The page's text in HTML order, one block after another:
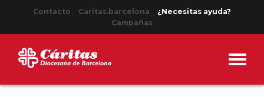
Contacto Caritas.barcelona
¿Necesitas ayuda?
Campañas